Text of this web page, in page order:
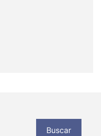
Buscar